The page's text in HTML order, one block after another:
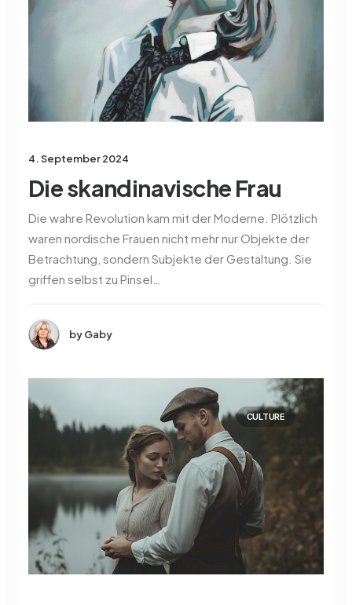
4. September 2024
Die skandinavische Frau
Die wahre Revolution kam mit der Moderne. Plötzlich
waren nordische Frauen nicht mehr nur Objekte der
Betrachtung, sondern Subjekte der Gestaltung. Sie
griffen selbst zu Pinsel…
by Gaby
CULTURE